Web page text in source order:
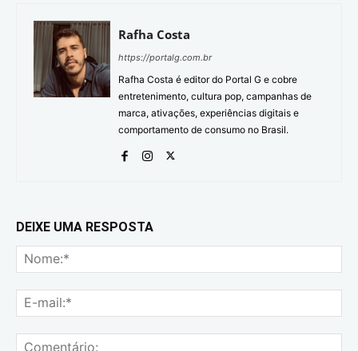
Rafha Costa
https://portalg.com.br
Rafha Costa é editor do Portal G e cobre
entretenimento, cultura pop, campanhas de
marca, ativações, experiências digitais e
comportamento de consumo no Brasil.
DEIXE UMA RESPOSTA